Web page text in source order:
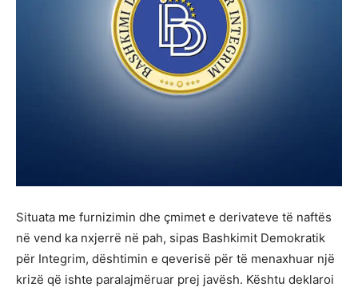
Situata me furnizimin dhe çmimet e derivateve të naftës
në vend ka nxjerrë në pah, sipas Bashkimit Demokratik
për Integrim, dështimin e qeverisë për të menaxhuar një
krizë që ishte paralajmëruar prej javësh. Kështu deklaroi